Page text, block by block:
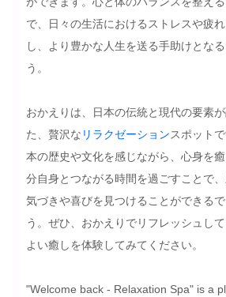
で、日々の生活におけるストレスや疲
し、より豊かな人生を送る手助けとなる
う。
おかえりは、日本の伝統と現代の要素
た、贅沢な リラクゼーションスポット
本の歴史や文化を感じながら、心身を
分自身とつながる時間を過ごすことで
気づきや喜びを見つけることができるで
う。ぜひ、おかえりでリフレッシュし
よい癒しを体験してみてください。
"Welcome back - Relaxation Spa" is a